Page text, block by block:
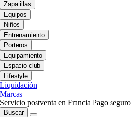
Zapatillas
Equipos
Niños
Entrenamiento
Porteros
Equipamiento
Espacio club
Lifestyle
Liquidación
Marcas
Servicio postventa en Francia Pago seguro
Buscar